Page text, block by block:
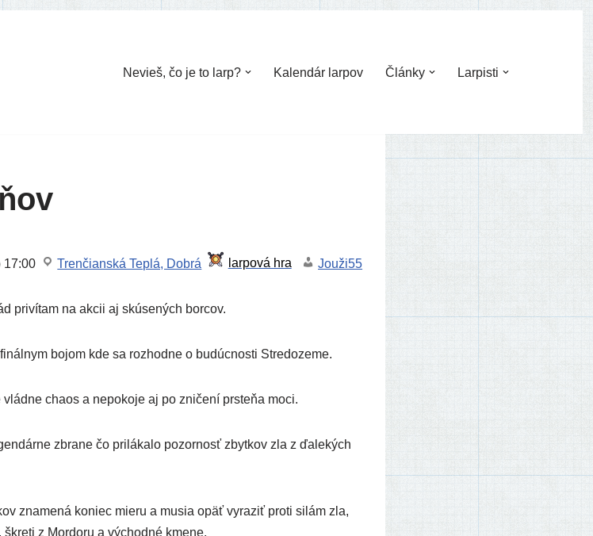
Nevieš, čo je to larp? Kalendár larpov Články Larpisti
17:00 Trenčianská Teplá, Dobrá Jouži55
pri­ví­tam na akcii aj skú­se­ných borcov.
bojom kde sa roz­hod­ne o budúc­nos­ti Stredozeme.
cha­os a nepo­ko­je aj po zni­če­ní prs­te­ňa moci.
zbra­ne čo pri­lá­ka­lo pozor­nosť zbyt­kov zla z ďale­kých
zna­me­ná koniec mie­ru a musia opäť vyra­ziť pro­ti silám zla,
z Mordoru a východ­né kmene.